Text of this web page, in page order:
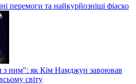
перемоги та найкурйозніші фіаско
з ним": як Кім Намджун завоював
світу